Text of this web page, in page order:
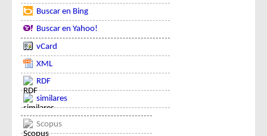
Buscar en Bing
Buscar en Yahoo!
vCard
XML
RDF
similares
Scopus